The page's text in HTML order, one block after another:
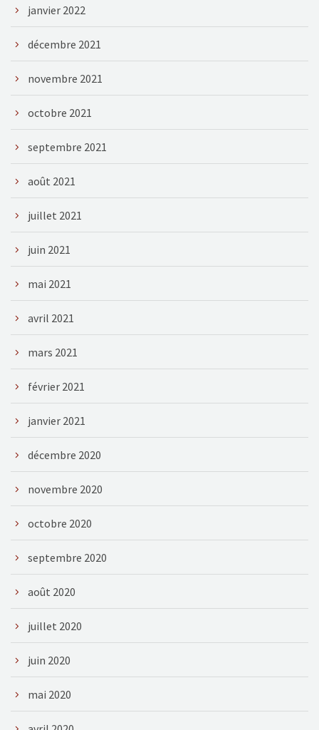
janvier 2022
décembre 2021
novembre 2021
octobre 2021
septembre 2021
août 2021
juillet 2021
juin 2021
mai 2021
avril 2021
mars 2021
février 2021
janvier 2021
décembre 2020
novembre 2020
octobre 2020
septembre 2020
août 2020
juillet 2020
juin 2020
mai 2020